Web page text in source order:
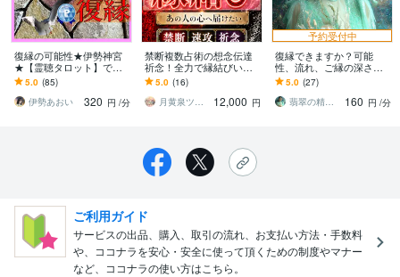
復縁の可能性★伊勢神宮
★【霊聴タロット】で占
います 復縁の可能性★神
の声★『霊感・霊聴』で
伝える★霊視タロット
5.0 (85)
伊勢あおい
320 円 /分
禁断複数占術の想念伝達
祈念！全力で縁結びいた
します 運命の赤い糸を正
浄化して、愛しい方の強
い愛情を独り占めしたい
5.0 (16)
月黄泉ツキヨミ《禁断速攻霊視》
12,000 円
予約受付中
復縁できますか？可能
性、流れ、ご縁の深さを
視ます 相手のお気持ち、
アプローチ方法、タイミ
ングを細密に占います☆
5.0 (27)
翡翠の精霊魔導師✧叶花Kyoka
160 円 /分
ご利用ガイド
サービスの出品、購入、取引の流れ、お支払い方法・手数料
や、ココナラを安心・安全に使って頂くための制度やマナー
など、ココナラの使い方はこちら。